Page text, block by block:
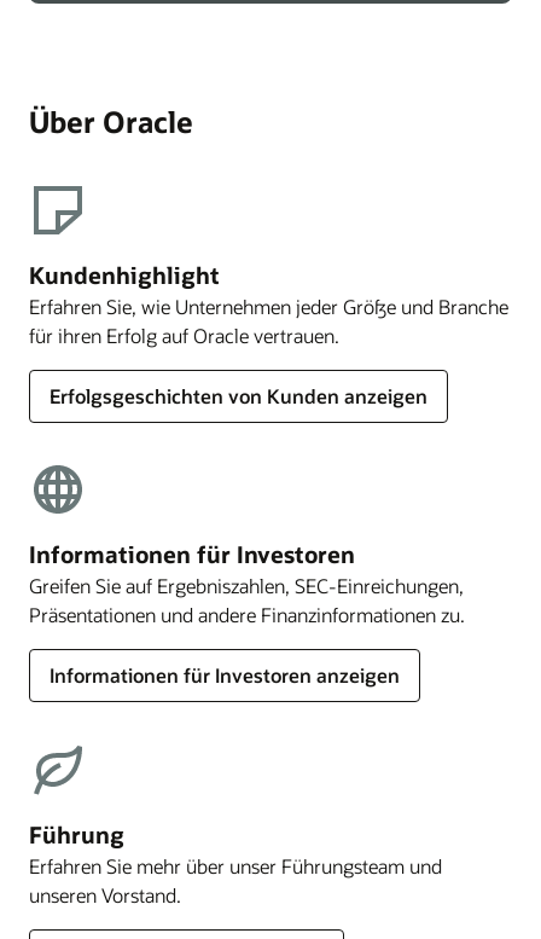
Über Oracle
Kundenhighlight
Erfahren Sie, wie Unternehmen jeder Größe und Branche
für ihren Erfolg auf Oracle vertrauen.
Erfolgsgeschichten von Kunden anzeigen
Informationen für Investoren
Greifen Sie auf Ergebniszahlen, SEC-Einreichungen,
Präsentationen und andere Finanzinformationen zu.
Informationen für Investoren anzeigen
Führung
Erfahren Sie mehr über unser Führungsteam und
unseren Vorstand.